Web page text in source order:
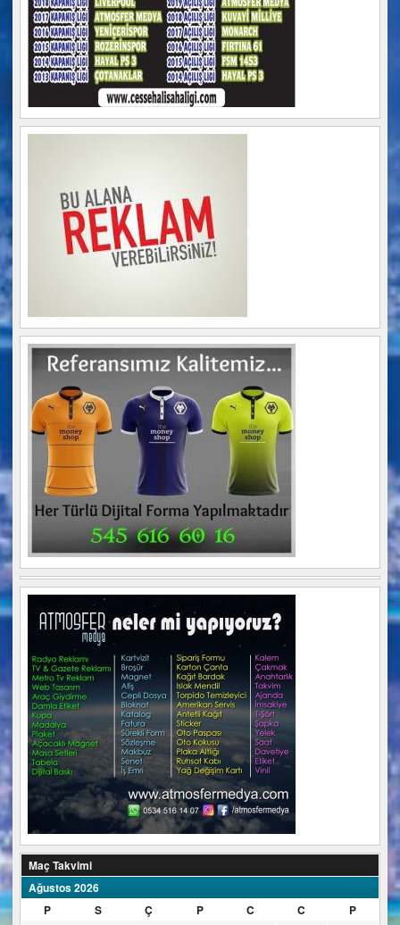
Maç Takvimi
Ağustos 2026
P
S Ç P C C P